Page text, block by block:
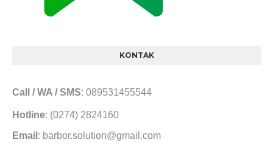
KONTAK
Call / WA / SMS: 089531455544
Hotline: (0274) 2824160
Email : barbor.solution@gmail.com